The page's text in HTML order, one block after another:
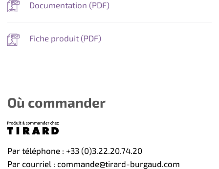
Documentation (PDF)
Fiche produit (PDF)
Où commander
Par téléphone : +33 (0)3.22.20.74.20
Par courriel : commande@tirard-burgaud.com